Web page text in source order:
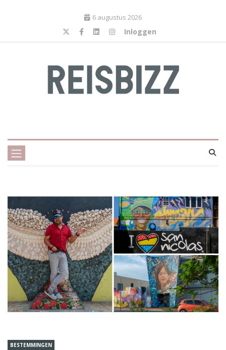
6 augustus 2026
Inloggen
BESTEMMINGEN